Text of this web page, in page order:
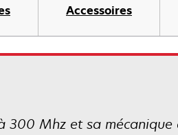
Accessoires
300 Mhz et sa